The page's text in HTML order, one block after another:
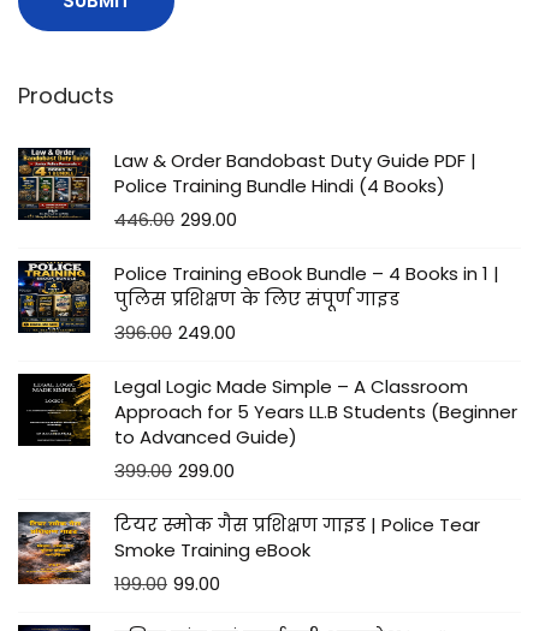
Products
Law & Order Bandobast Duty Guide PDF |
Police Training Bundle Hindi (4 Books)
446.00 299.00
Police Training eBook Bundle – 4 Books in 1 |
पुलिस प्रशिक्षण के लिए संपूर्ण गाइड
396.00 249.00
Legal Logic Made Simple – A Classroom
Approach for 5 Years LL.B Students (Beginner
to Advanced Guide)
399.00 299.00
टियर स्मोक गैस प्रशिक्षण गाइड | Police Tear
Smoke Training eBook
199.00 99.00